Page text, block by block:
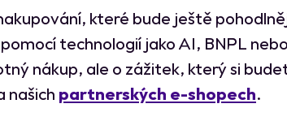
které bude ještě
technologií jako AI, BNPL nebo
nákup, ale o zážitek, který si
našich partnerských e-shopech.